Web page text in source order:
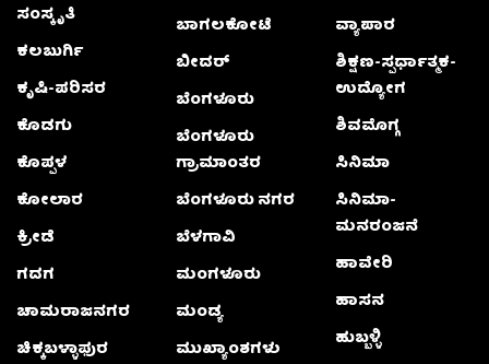
ಸಂಸ್ಕೃತಿ
ಕಲಬುರ್ಗಿ
ಕೃಷಿ-ಪರಿಸರ
ಕೊಡಗು
ಕೊಪ್ಪಳ
ಕೋಲಾರ
ಕ್ರೀಡೆ
ಗದಗ
ಚಾಮರಾಜನಗರ
ಚಿಕ್ಕಬಳ್ಳಾಫುರ
ಬಾಗಲಕೋಟೆ
ಬೀದರ್
ಬೆಂಗಳೂರು
ಬೆಂಗಳೂರು
ಗ್ರಾಮಾಂತರ
ಬೆಂಗಳೂರು ನಗರ
ಬೆಳಗಾವಿ
ಮಂಗಳೂರು
ಮಂಡ್ಯ
ಮುಖ್ಯಾಂಶಗಳು
ವ್ಯಾಪಾರ
ಶಿಕ್ಷಣ-ಸ್ಪರ್ಧಾತ್ಮಕ-
ಉದ್ಯೋಗ
ಶಿವಮೊಗ್ಗ
ಸಿನಿಮಾ
ಸಿನಿಮಾ-
ಮನರಂಜನೆ
ಹಾವೇರಿ
ಹಾಸನ
ಹುಬ್ಬಳ್ಳಿ